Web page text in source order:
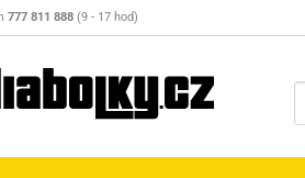
777 811 888 (9 - 17 hod)